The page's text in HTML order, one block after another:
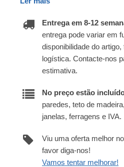
Entrega em 8-12
entrega pode variar em
disponibilidade do artigo,
logística. Contacte-nos
estimativa.
No preço estão
paredes, teto de
janelas, ferragens e IVA.
Viu uma oferta melhor
favor diga-nos!
Vamos tentar melhorar!